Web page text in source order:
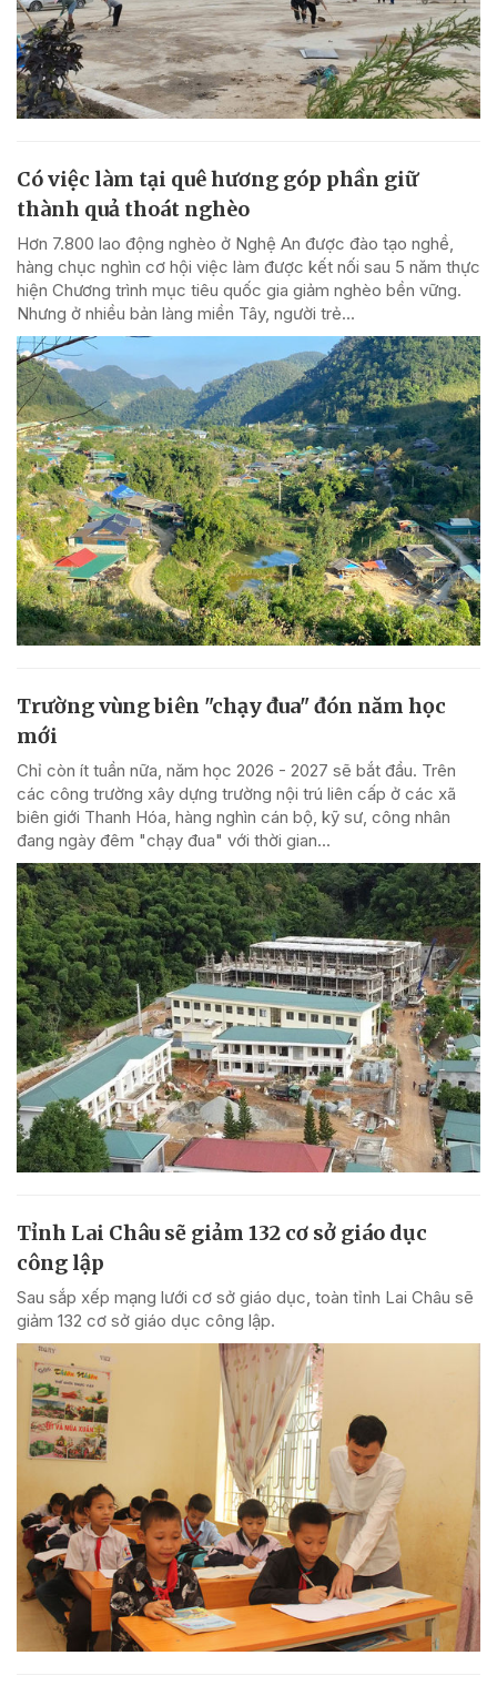
Có việc làm tại quê hương góp phần giữ
thành quả thoát nghèo
Hơn 7.800 lao động nghèo ở Nghệ An được đào tạo nghề,
hàng chục nghìn cơ hội việc làm được kết nối sau 5 năm thực
hiện Chương trình mục tiêu quốc gia giảm nghèo bền vững.
Nhưng ở nhiều bản làng miền Tây, người trẻ...
Trường vùng biên "chạy đua" đón năm học
mới
Chỉ còn ít tuần nữa, năm học 2026 - 2027 sẽ bắt đầu. Trên
các công trường xây dựng trường nội trú liên cấp ở các xã
biên giới Thanh Hóa, hàng nghìn cán bộ, kỹ sư, công nhân
đang ngày đêm "chạy đua" với thời gian...
Tỉnh Lai Châu sẽ giảm 132 cơ sở giáo dục
công lập
Sau sắp xếp mạng lưới cơ sở giáo dục, toàn tỉnh Lai Châu sẽ
giảm 132 cơ sở giáo dục công lập.